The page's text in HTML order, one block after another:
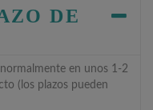
DE
en unos 1-2
(los plazos pueden